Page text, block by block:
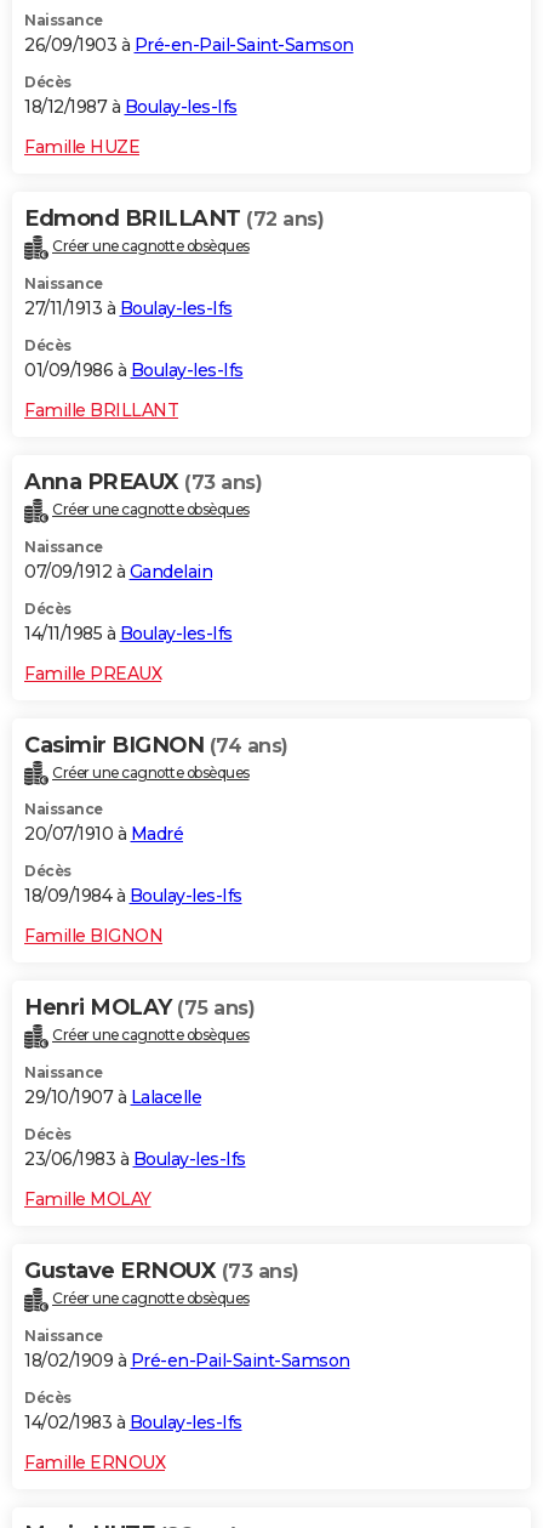
Naissance
26/09/1903 à Pré-en-Pail-Saint-Samson
Décès
18/12/1987 à Boulay-les-Ifs
Famille HUZE
Edmond BRILLANT (72 ans)
Créer une cagnotte obsèques
Naissance
27/11/1913 à Boulay-les-Ifs
Décès
01/09/1986 à Boulay-les-Ifs
Famille BRILLANT
Anna PREAUX (73 ans)
Créer une cagnotte obsèques
Naissance
07/09/1912 à Gandelain
Décès
14/11/1985 à Boulay-les-Ifs
Famille PREAUX
Casimir BIGNON (74 ans)
Créer une cagnotte obsèques
Naissance
20/07/1910 à Madré
Décès
18/09/1984 à Boulay-les-Ifs
Famille BIGNON
Henri MOLAY (75 ans)
Créer une cagnotte obsèques
Naissance
29/10/1907 à Lalacelle
Décès
23/06/1983 à Boulay-les-Ifs
Famille MOLAY
Gustave ERNOUX (73 ans)
Créer une cagnotte obsèques
Naissance
18/02/1909 à Pré-en-Pail-Saint-Samson
Décès
14/02/1983 à Boulay-les-Ifs
Famille ERNOUX